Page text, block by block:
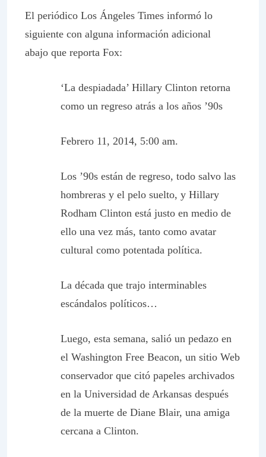
El periódico Los Ángeles Times informó lo
siguiente con alguna información adicional
abajo que reporta Fox:
‘La despiadada’ Hillary Clinton retorna
como un regreso atrás a los años ’90s
Febrero 11, 2014, 5:00 am.
Los ’90s están de regreso, todo salvo las
hombreras y el pelo suelto, y Hillary
Rodham Clinton está justo en medio de
ello una vez más, tanto como avatar
cultural como potentada política.
La década que trajo interminables
escándalos políticos…
Luego, esta semana, salió un pedazo en
el Washington Free Beacon, un sitio Web
conservador que citó papeles archivados
en la Universidad de Arkansas después
de la muerte de Diane Blair, una amiga
cercana a Clinton.